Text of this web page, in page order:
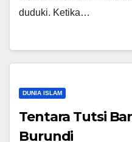
duduki. Ketika…
DUNIA ISLAM
Tentara Tutsi
Burundi